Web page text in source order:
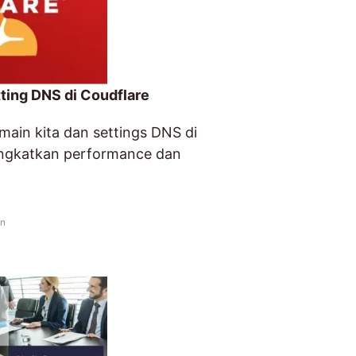
DNS di Coudflare
kita dan settings DNS di
performance dan